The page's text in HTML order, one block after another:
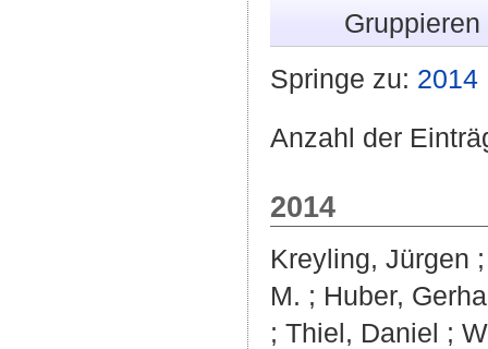
Springe zu: 2014
Anzahl der
2014
Kreyling, Jürgen
M. ; Huber,
; Thiel, Daniel ;